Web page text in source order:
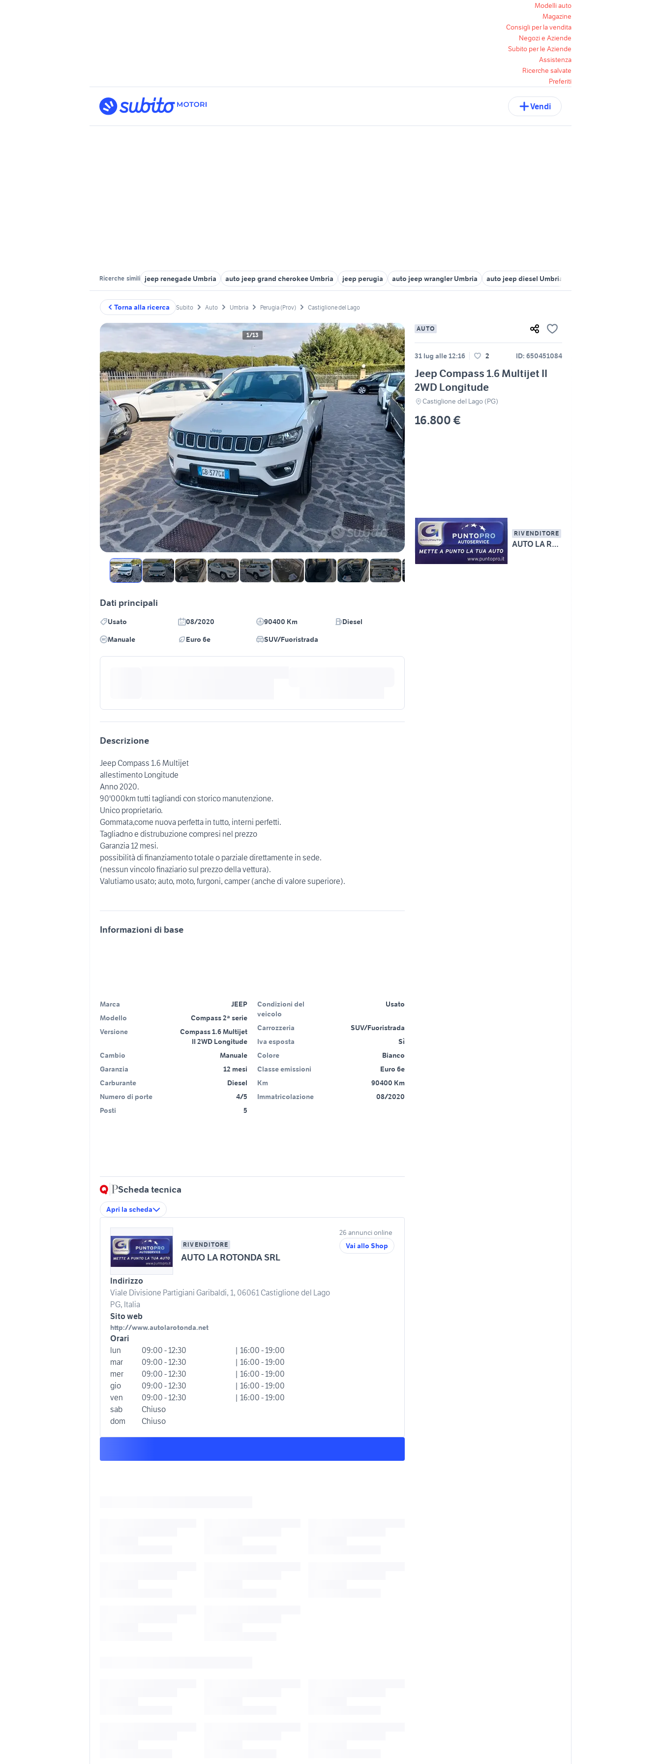
Modelli auto
Magazine
Consigli per la vendita
Negozi e Aziende
Subito per le Aziende
Assistenza
Ricerche salvate
Preferiti
Vendi
Ricerche simili jeep renegade Umbria auto jeep grand cherokee Umbria jeep perugia auto jeep wrangler Umbria auto jeep diesel Umbria
Torna alla ricerca Subito Auto Umbria Perugia (Prov) Castiglione del Lago
1/13
AUTO
31 lug alle 12:16 2 ID: 650451084
Jeep Compass 1.6 Multijet II
2WD Longitude
Castiglione del Lago (PG)
16.800 €
RIVENDITORE
AUTO LA ROTONDA SRL
Dati principali
Usato 08/2020 90400 Km
Diesel
Manuale
Euro 6e SUV/Fuoristrada
Descrizione
Jeep Compass 1.6 Multijet
allestimento Longitude
Anno 2020.
90'000km tutti tagliandi con storico manutenzione.
Unico proprietario.
Gommata,come nuova perfetta in tutto, interni perfetti.
Tagliadno e distrubuzione compresi nel prezzo
Garanzia 12 mesi.
possibilità di finanziamento totale o parziale direttamente in sede.
(nessun vincolo finaziario sul prezzo della vettura).
Valutiamo usato; auto, moto, furgoni, camper (anche di valore superiore).
Informazioni di base
Marca
JEEP
Modello
Compass 2ª serie
Versione
Compass 1.6 Multijet
II 2WD Longitude
Cambio
Manuale
Garanzia
12 mesi
Carburante
Diesel
Numero di porte
4/5
Posti
5
Condizioni del
veicolo
Usato
Carrozzeria
SUV/Fuoristrada
Iva esposta
Sì
Colore
Bianco
Classe emissioni
Euro 6e
Km
90400 Km
Immatricolazione
08/2020
Scheda tecnica
Apri la scheda
RIVENDITORE
AUTO LA ROTONDA SRL
Indirizzo
Viale Divisione Partigiani Garibaldi, 1, 06061 Castiglione del Lago
PG, Italia
Sito web
http://www.autolarotonda.net
Orari
lun
09:00 - 12:30
| 16:00 - 19:00
mar
09:00 - 12:30
| 16:00 - 19:00
mer
09:00 - 12:30
| 16:00 - 19:00
gio
09:00 - 12:30
| 16:00 - 19:00
ven
09:00 - 12:30
| 16:00 - 19:00
sab
Chiuso
dom
Chiuso
26 annunci online
Vai allo Shop